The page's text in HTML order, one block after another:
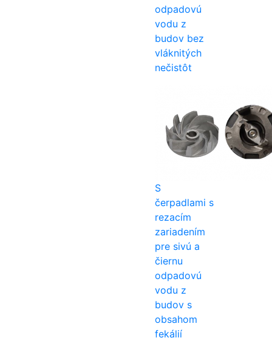
odpadovú
vodu z
budov bez
vláknitých
nečistôt
S
čerpadlami s
rezacím
zariadením
pre sivú a
čiernu
odpadovú
vodu z
budov s
obsahom
fekálií